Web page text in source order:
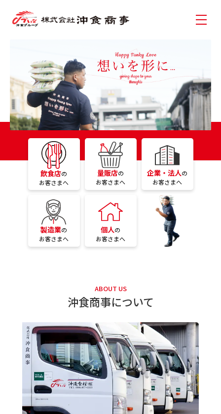
飲食店の
お客さまへ
量販店の
お客さまへ
企業・法人の
お客さまへ
製造業の
お客さまへ
個人の
お客さまへ
ABOUT US
沖食商事について